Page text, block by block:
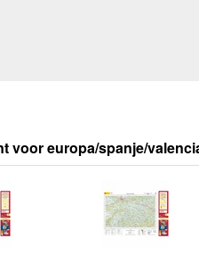
voor europa/spanje/